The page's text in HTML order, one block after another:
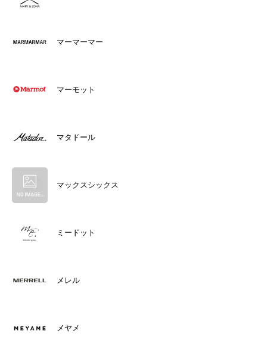
マーマーマー
マーモット
マタドール
マックスシックス
ミードット
メレル
メヤメ